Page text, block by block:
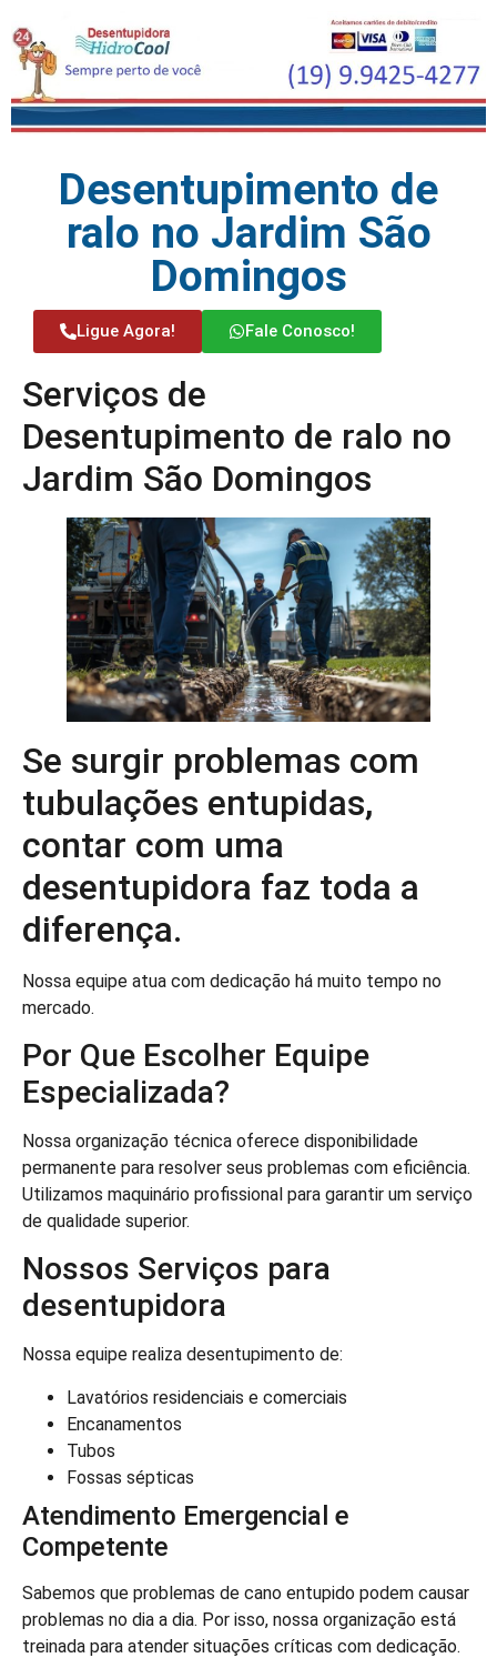
Desentupimento de
ralo no Jardim São
Domingos
Ligue Agora! Fale Conosco!
Serviços de
Desentupimento de ralo no
Jardim São Domingos
Se surgir problemas com
tubulações entupidas,
contar com uma
desentupidora faz toda a
diferença.
Nossa equipe atua com dedicação há muito tempo no
mercado.
Por Que Escolher Equipe
Especializada?
Nossa organização técnica oferece disponibilidade
permanente para resolver seus problemas com eficiência.
Utilizamos maquinário profissional para garantir um serviço
de qualidade superior.
Nossos Serviços para
desentupidora
Nossa equipe realiza desentupimento de:
Lavatórios residenciais e comerciais
Encanamentos
Tubos
Fossas sépticas
Atendimento Emergencial e
Competente
Sabemos que problemas de cano entupido podem causar
problemas no dia a dia. Por isso, nossa organização está
treinada para atender situações críticas com dedicação.